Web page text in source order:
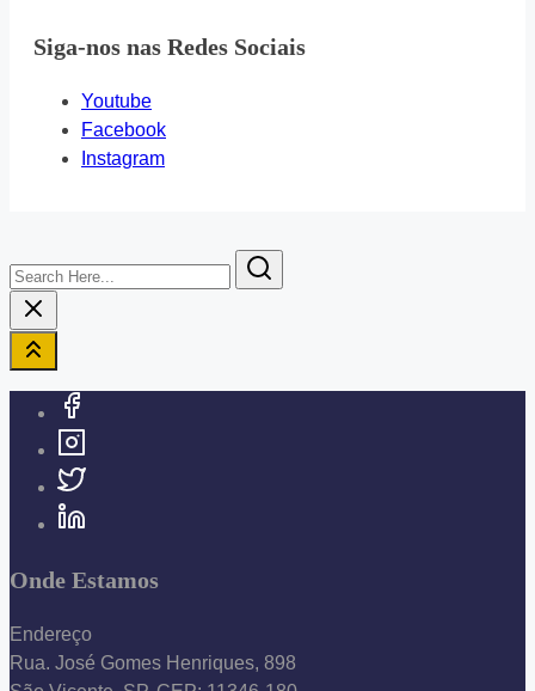
Siga-nos nas Redes Sociais
Youtube
Facebook
Instagram
Search
Here...
Onde Estamos
Endereço
Rua. José Gomes Henriques, 898